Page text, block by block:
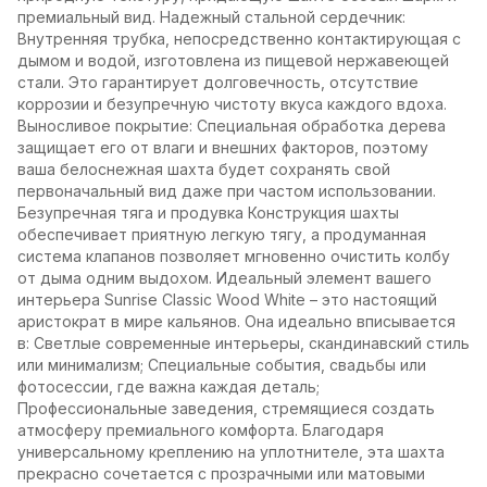
премиальный вид. Надежный стальной сердечник:
Внутренняя трубка, непосредственно контактирующая с
дымом и водой, изготовлена ​​из пищевой нержавеющей
стали. Это гарантирует долговечность, отсутствие
коррозии и безупречную чистоту вкуса каждого вдоха.
Выносливое покрытие: Специальная обработка дерева
защищает его от влаги и внешних факторов, поэтому
ваша белоснежная шахта будет сохранять свой
первоначальный вид даже при частом использовании.
Безупречная тяга и продувка Конструкция шахты
обеспечивает приятную легкую тягу, а продуманная
система клапанов позволяет мгновенно очистить колбу
от дыма одним выдохом. Идеальный элемент вашего
интерьера Sunrise Classic Wood White – это настоящий
аристократ в мире кальянов. Она идеально вписывается
в: Светлые современные интерьеры, скандинавский стиль
или минимализм; Специальные события, свадьбы или
фотосессии, где важна каждая деталь;
Профессиональные заведения, стремящиеся создать
атмосферу премиального комфорта. Благодаря
универсальному креплению на уплотнителе, эта шахта
прекрасно сочетается с прозрачными или матовыми